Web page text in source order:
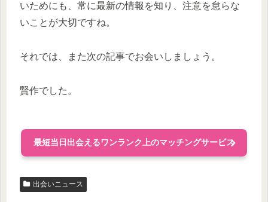
いためにも、常に最新の情報を知り、注意を怠らな
いことが大切ですね。
それでは、また次の記事でお会いしましょう。
賢作でした。
最短当日出会えるワンランク上のマッチングサービス
出会いニュース